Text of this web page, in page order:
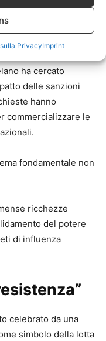
PrivacyImprint
derivati
basati sulle
ha cercato
delle sanzioni
hanno
commercializzare le
fondamentale non
ricchezze
del potere
di influenza
celebrato da una
simbolo della lotta